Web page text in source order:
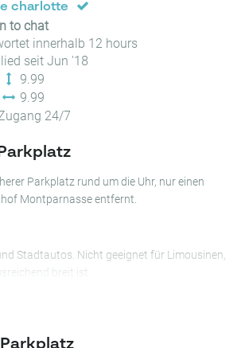
charlotte
to chat
innerhalb 12 hours
seit Jun '18
9.99
9.99
24/7
Parkplatz rund um die Uhr, nur einen
Montparnasse entfernt.
Stadtautos. Nicht geeignet für Limousinen,
breit ist.